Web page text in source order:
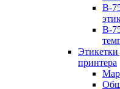
B-
B-
принтера